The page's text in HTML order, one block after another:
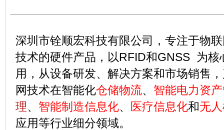
深圳市铨顺宏科技有限公司，专注于物
技术的硬件产品，以RFID和GNSS 为核
用，从设备研发、解决方案和市场销售
网技术在智能化仓储物流、 智能电力资
理、 智能制造信息化、 医疗信息化和无
应用等行业细分领域。